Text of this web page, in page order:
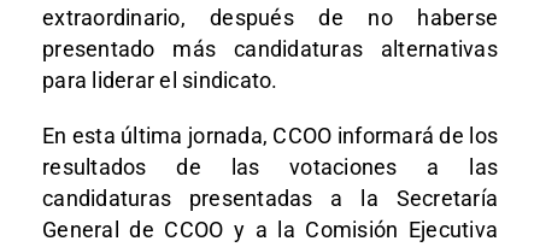
extraordinario, después de no haberse
presentado más candidaturas alternativas
para liderar el sindicato.
En esta última jornada, CCOO informará de los
resultados de las votaciones a las
candidaturas presentadas a la Secretaría
General de CCOO y a la Comisión Ejecutiva